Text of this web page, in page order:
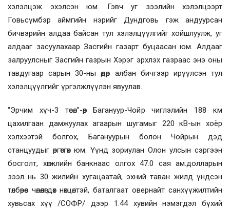
хэлэлцэж эхэлсэн юм. Гэвч уг зээлийн хэлэлцээрт
Говьсүмбэр аймгийн нэрийг Дундговь гэж андуурсан
бичвэрийн алдаа байсан тул хэлэлцүүлгийг хойшлуулж, уг
алдааг засуулахаар Засгийн газарт буцаасан юм. Алдааг
залруулсныг Засгийн газрын Хэрэг эрхлэх газраас энэ оны
тавдугаар сарын 30-ны өдөр албан бичгээр ирүүлсэн тул
хэлэлцүүлгийг үргэлжлүүлэн явуулав.
“Эрчим хүч-3 төсөл”-өөр Багануур-Чойр чиглэлийн 188 км
цахилгаан дамжуулах агаарын шугамыг 220 кВ-ын хоёр
хэлхээтэй болгох, Багануурын болон Чойрын дэд
станцуудыг өргөтгөх юм. Үүнд зориулан Олон улсын сэргээн
босголт, хөгжлийн банкнаас олгох 47.0 сая ам.долларын
зээл нь 30 жилийн хугацаатай, эхний таван жилд үндсэн
төлбөрөөс чөлөөлөгдөх нөхцөлтэй, баталгаат овернайт санхүүжилтийн
хувьсах хүү /СОФР/ дээр 1.44 хувийн нэмэгдэл бүхий